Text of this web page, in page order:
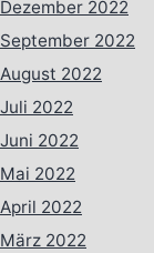
Dezember 2022
September 2022
August 2022
Juli 2022
Juni 2022
Mai 2022
April 2022
März 2022